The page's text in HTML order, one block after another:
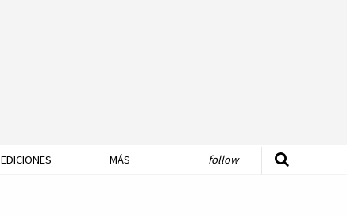
EDICIONES MÁS follow